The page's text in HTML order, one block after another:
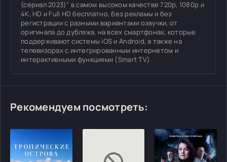
(сериал 2023)" в самом высоком качестве 720p, 1080p и
4K, HD и Full HD бесплатно, без рекламы и без
регистрации с разными вариантами озвучки, от
оригинала до дубляжа, на всех смартфонах, которые
поддерживают системы iOS и Android, а также на
телевизорах с интегрированным интернетом и
интерактивными функциями (Smart TV).
Рекомендуем посмотреть: